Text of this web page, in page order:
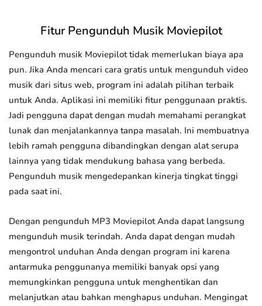
Fitur Pengunduh Musik Moviepilot
Pengunduh musik Moviepilot tidak memerlukan biaya apa
pun. Jika Anda mencari cara gratis untuk mengunduh video
musik dari situs web, program ini adalah pilihan terbaik
untuk Anda. Aplikasi ini memiliki fitur penggunaan praktis.
Jadi pengguna dapat dengan mudah memahami perangkat
lunak dan menjalankannya tanpa masalah. Ini membuatnya
lebih ramah pengguna dibandingkan dengan alat serupa
lainnya yang tidak mendukung bahasa yang berbeda.
Pengunduh musik mengedepankan kinerja tingkat tinggi
pada saat ini.
Dengan pengunduh MP3 Moviepilot Anda dapat langsung
mengunduh musik terindah. Anda dapat dengan mudah
mengontrol unduhan Anda dengan program ini karena
antarmuka penggunanya memiliki banyak opsi yang
memungkinkan pengguna untuk menghentikan dan
melanjutkan atau bahkan menghapus unduhan. Mengingat